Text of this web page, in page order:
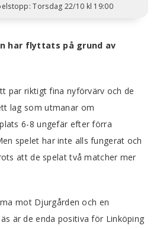
Torsdag 22/10 kl 19:00
har flyttats på grund av
par riktigt fina nyförvärv och de
lag som utmanar om
6-8 ungefär efter förra
spelet har inte alls fungerat och
att de spelat två matcher mer
mot Djurgården och en
är de enda positiva för Linköping